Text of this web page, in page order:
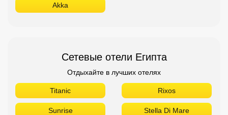
Akka
Сетевые отели Египта
Отдыхайте в лучших отелях
Titanic Rixos
Sunrise Stella Di Mare